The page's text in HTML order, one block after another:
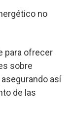
no
para ofrecer
sobre
así
de las